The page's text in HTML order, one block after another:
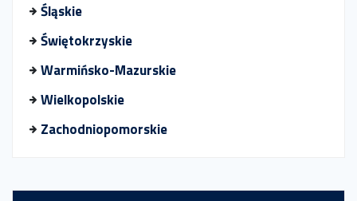
Śląskie
Świętokrzyskie
Warmińsko-Mazurskie
Wielkopolskie
Zachodniopomorskie